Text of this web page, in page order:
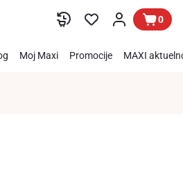
0
Moj Maxi Promocije MAXI